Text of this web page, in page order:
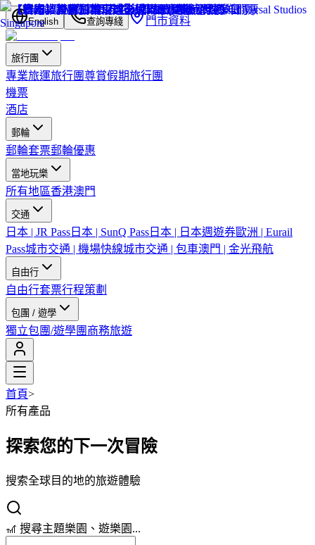
English 查詢專綫 門市資料
旅行團
專業旅運旅行團尊賞假期旅行團
機票
酒店
郵輪
郵輪套票郵輪優惠
當地玩樂
所有地區香港澳門
交通
日本 | JR Pass 日本 | SunQ Pass 日本 | 日本週遊券歐洲 | Eurail
Pass城市交通 | 機場快線城市交通 | 包車澳門 | 金光飛航
自由行
自由行套票行程策劃
包團 / 遊學
獨立包團/遊學團 商務旅遊
首頁>
所有產品
探索您的下一次冒險
搜索全球目的地的旅遊體驗
🎢 搜尋主題樂園、遊樂園...